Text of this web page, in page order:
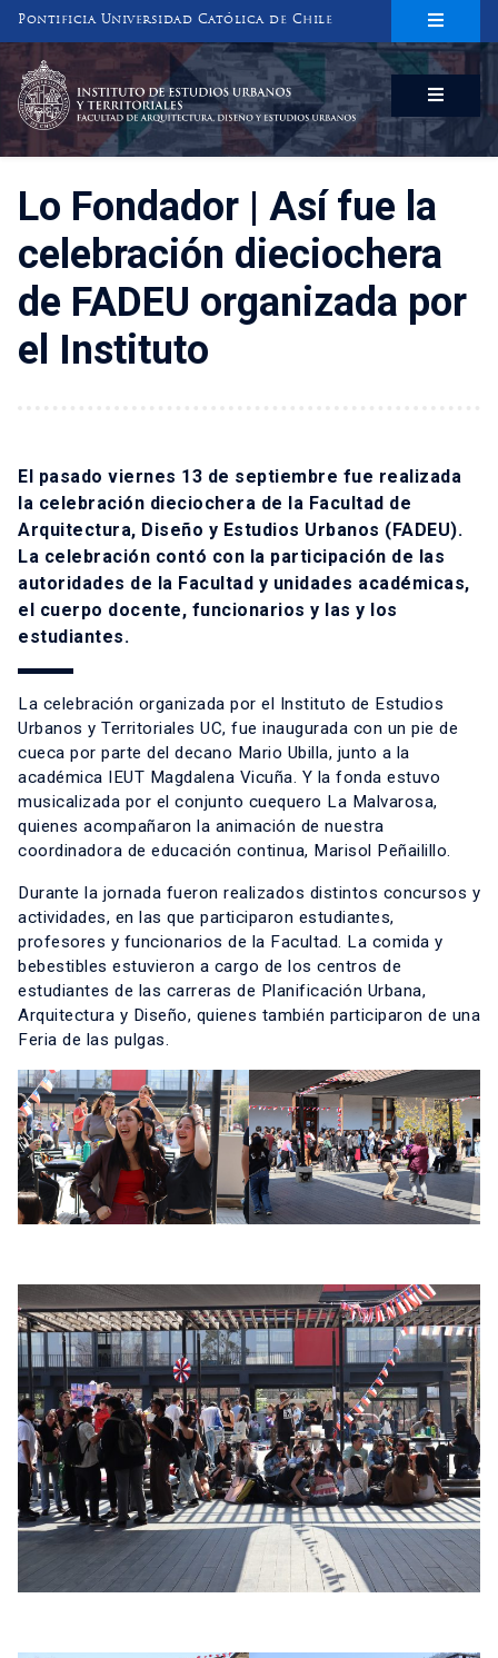
Pontificia Universidad Católica de Chile
INSTITUTO DE ESTUDIOS URBANOS
Y TERRITORIALES
FACULTAD DE ARQUITECTURA, DISEÑO Y ESTUDIOS URBANOS
Lo Fondador | Así fue la
celebración dieciochera
de FADEU organizada por
el Instituto
El pasado viernes 13 de septiembre fue realizada
la celebración dieciochera de la Facultad de
Arquitectura, Diseño y Estudios Urbanos (FADEU).
La celebración contó con la participación de las
autoridades de la Facultad y unidades académicas,
el cuerpo docente, funcionarios y las y los
estudiantes.
La celebración organizada por el Instituto de Estudios
Urbanos y Territoriales UC, fue inaugurada con un pie de
cueca por parte del decano Mario Ubilla, junto a la
académica IEUT Magdalena Vicuña. Y la fonda estuvo
musicalizada por el conjunto cuequero La Malvarosa,
quienes acompañaron la animación de nuestra
coordinadora de educación continua, Marisol Peñailillo.
Durante la jornada fueron realizados distintos concursos y
actividades, en las que participaron estudiantes,
profesores y funcionarios de la Facultad. La comida y
bebestibles estuvieron a cargo de los centros de
estudiantes de las carreras de Planificación Urbana,
Arquitectura y Diseño, quienes también participaron de una
Feria de las pulgas.